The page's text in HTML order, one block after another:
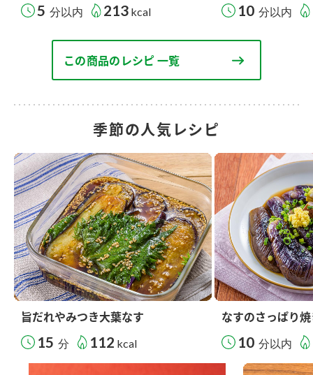
5 分以内 213 kcal 10 分以内
この商品のレシピ 一覧
季節の人気レシピ
旨だれやみつき大葉なす
15 分 112 kcal
なすのさっぱり
10 分以内